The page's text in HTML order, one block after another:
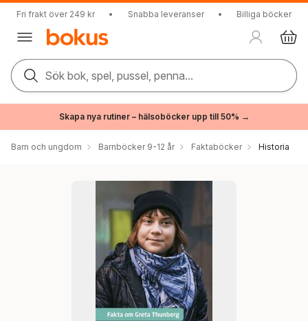
Fri frakt över 249 kr • Snabba leveranser • Billiga böcker
Sök bok, spel, pussel, penna...
Skapa nya rutiner – hälsoböcker upp till 50% →
Barn och ungdom Barnböcker 9-12 år Faktaböcker Historia